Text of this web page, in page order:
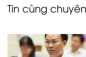
Tin cùng